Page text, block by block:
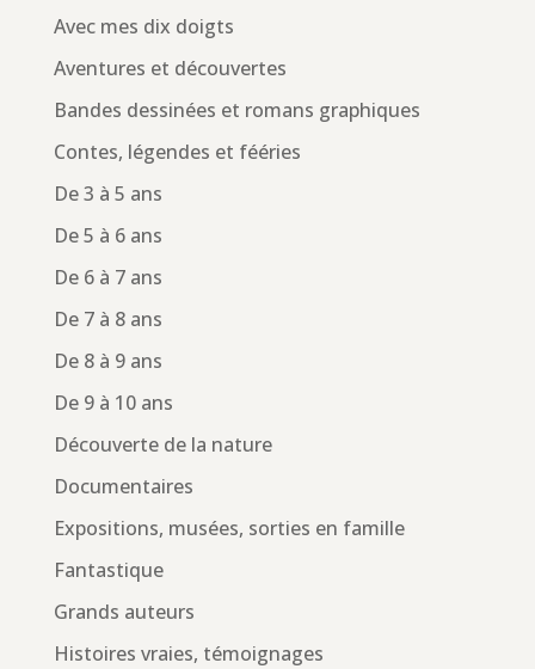
Avec mes dix doigts
Aventures et découvertes
Bandes dessinées et romans graphiques
Contes, légendes et fééries
De 3 à 5 ans
De 5 à 6 ans
De 6 à 7 ans
De 7 à 8 ans
De 8 à 9 ans
De 9 à 10 ans
Découverte de la nature
Documentaires
Expositions, musées, sorties en famille
Fantastique
Grands auteurs
Histoires vraies, témoignages